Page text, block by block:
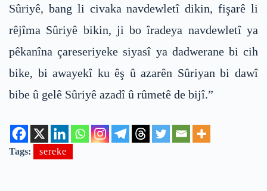
Sûriyê, bang li civaka navdewletî dikin, fişarê li
rêjîma Sûriyê bikin, ji bo îradeya navdewletî ya
pêkanîna çareseriyeke siyasî ya dadwerane bi cih
bike, bi awayekî ku êş û azarên Sûriyan bi dawî
bibe û gelê Sûriyê azadî û rûmetê de bijî.”
Tags: sereke